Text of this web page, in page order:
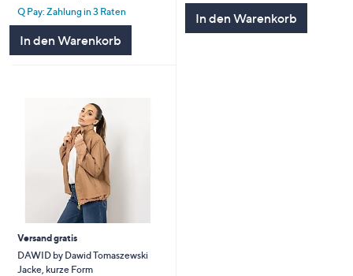
Q Pay: Zahlung in 3 Raten
In den Warenkorb
5
In den Warenkorb
Versand gratis
DAWID by Dawid Tomaszewski
Jacke, kurze Form